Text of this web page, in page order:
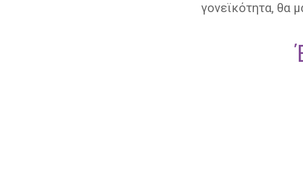
γονεϊκότητα, θα